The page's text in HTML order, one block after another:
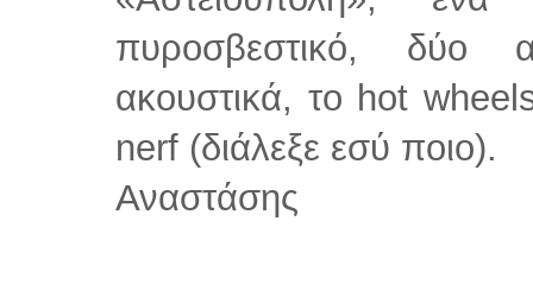
πυροσβεστικό, δύο
ακουστικά, το hot
nerf (διάλεξε εσύ ποιο).
Αναστάσης